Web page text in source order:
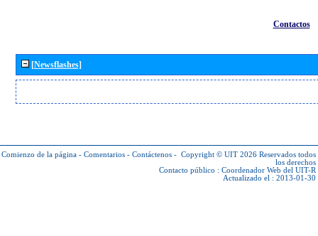
Contactos
[Newsflashes]
Comienzo de la página - Comentarios - Contáctenos - Copyright © UIT 2026 Reservados todos
los derechos
Contacto público : Coordenador Web del UIT-R
Actualizado el : 2013-01-30